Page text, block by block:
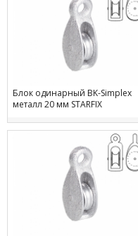
Блок одинарный BK-Simplex
металл 20 мм STARFIX